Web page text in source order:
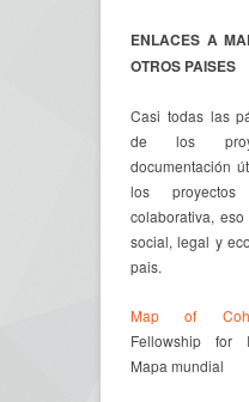
ENLACES A
OTROS PAISES
Casi todas las
de los
documentación
los proyectos
colaborativa,
social, legal y
pais.
Map of
Fellowship for
Mapa mundial